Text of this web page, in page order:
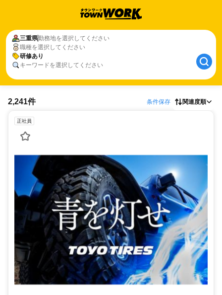
三重県勤務地を選択してください
職種を選択してください
研修あり
キーワードを選択してください
2,241件 条件保存 関連度順
正社員